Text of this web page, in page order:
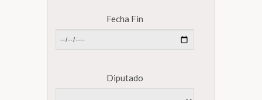
Fecha Fin
Diputado